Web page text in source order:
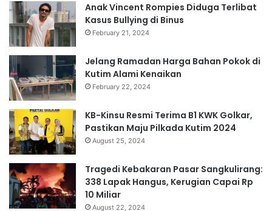
Anak Vincent Rompies Diduga Terlibat
Kasus Bullying di Binus
February 21, 2024
Jelang Ramadan Harga Bahan Pokok di
Kutim Alami Kenaikan
February 22, 2024
KB-Kinsu Resmi Terima B1 KWK Golkar,
Pastikan Maju Pilkada Kutim 2024
August 25, 2024
Tragedi Kebakaran Pasar Sangkulirang:
338 Lapak Hangus, Kerugian Capai Rp
10 Miliar
August 22, 2024